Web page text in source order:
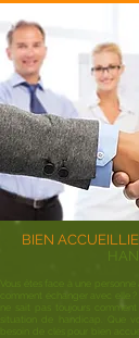
BIEN
us êtes face à une
comment échanger avec elle
ne sait pas toujours
situation de handicap. Que
besoin de clés pour bien